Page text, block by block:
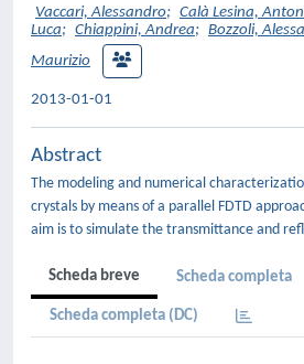
Vaccari, Alessandro; Calà Lesina,
Luca; Chiappini, Andrea; Bozzoli,
Maurizio
2013-01-01
Abstract
The modeling and numerical
crystals by means of a parallel FDTD
aim is to simulate the transmittance and
Scheda breve Scheda completa
Scheda completa (DC)